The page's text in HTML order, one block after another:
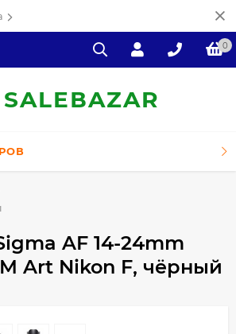
0
SALEВAZAR
AF 14-24mm
Art Nikon F, чёрный